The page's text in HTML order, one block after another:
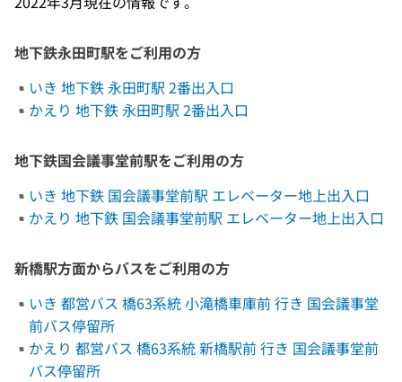
地下鉄永田町駅をご利用の方
いき 地下鉄 永田町駅 2番出入口
かえり 地下鉄 永田町駅 2番出入口
地下鉄国会議事堂前駅をご利用の方
いき 地下鉄 国会議事堂前駅 エレベーター地上出入口
かえり 地下鉄 国会議事堂前駅 エレベーター地上出入口
新橋駅方面からバスをご利用の方
いき 都営バス 橋63系統 小滝橋車庫前 行き 国会議事堂
前バス停留所
かえり 都営バス 橋63系統 新橋駅前 行き 国会議事堂前
バス停留所